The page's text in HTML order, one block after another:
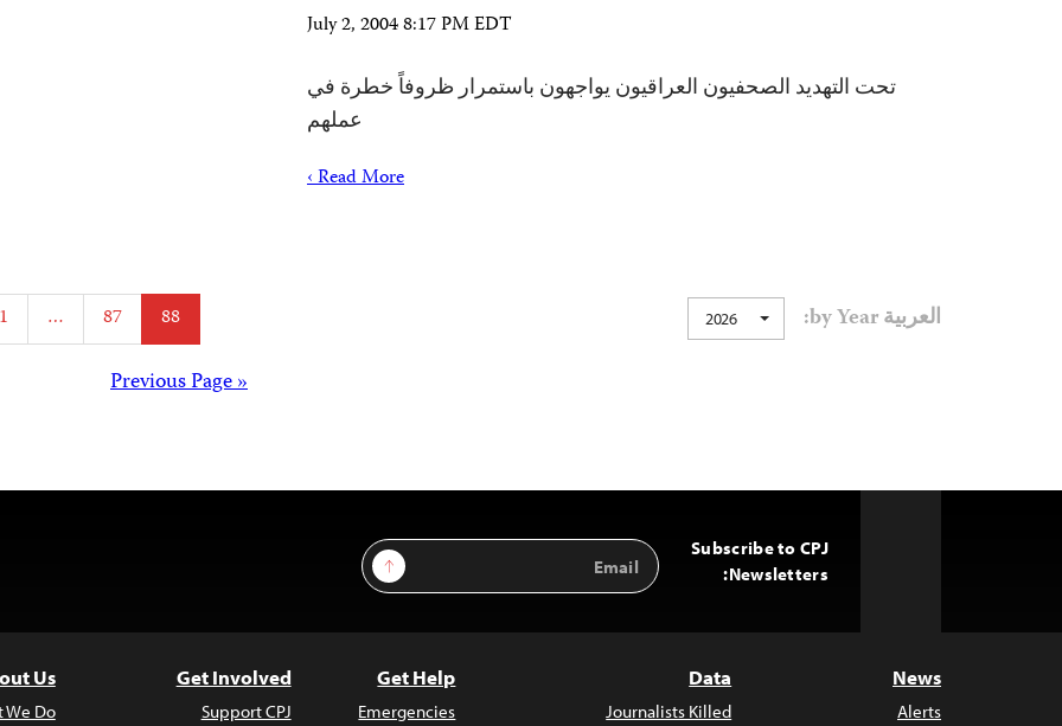
July 2, 2004 8:17 PM EDT
تحت التهديد الصحفيون العراقيون يواجهون باستمرار ظروفاً خطرة في
عملهم
Read More ›
Posts
1 … 87 88
Posts
« Previous Page
العربية by Year: 2026
Subscribe to CPJ
Newsletters:
Email
Address
Sign Up
News
Alerts
Data
Journalists Killed
Get Help
Emergencies
Get Involved
Support CPJ
Us
We Do